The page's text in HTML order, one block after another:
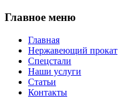
Главное меню
Главная
Нержавеющий прокат
Спецстали
Наши услуги
Статьи
Контакты